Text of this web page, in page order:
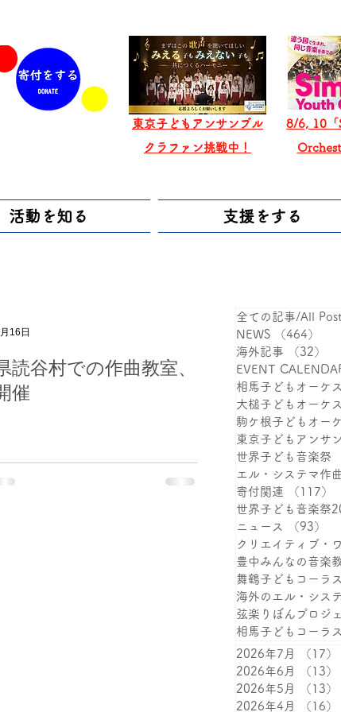
東京子どもアンサンブル
​クラファン挑戦中！
8/6, 10「
活動を知る 支援をする
読谷村での作曲教室、
催
16日
全ての記事/All
NEWS
（464）
海外記事
（32）
EVENT
大槌子どもオーケ
駒ケ根子どもオー
東京子どもアンサ
世界子ども音楽祭
エル・システマ作
寄付関連
（117）
世界子ども音楽祭
ニュース
（93）
クリエイティブ・
豊中みんなの音楽
舞鶴子どもコーラス
弦楽りぼんプロジ
相馬子どもコーラス
2026年7月
（17）
2026年6月
（13）
2026年5月
（13）
2026年4月
（16）